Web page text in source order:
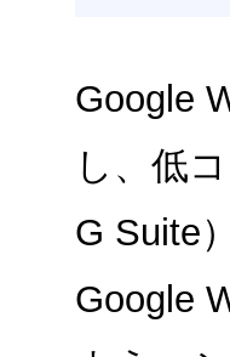
Google
し、低
G Suite
Google